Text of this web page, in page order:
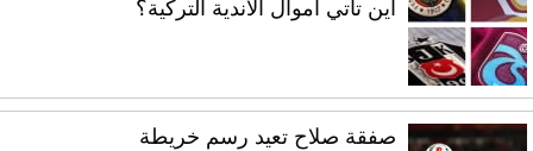
أين تأتي أموال الأندية التركية؟
صفقة صلاح تعيد رسم خريطة